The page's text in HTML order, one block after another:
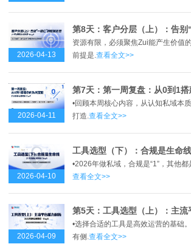
2026-04-13
资源有限，必须聚焦Zui能产生价值
前提是.查看全文>>
2026-04-11
第7天：第一周复盘：从0到1
•回顾本周核心内容，从认知私域本
打造.查看全文>>
2026-04-10
工具选型（下）：合规是生命线
•2026年做私域，合规是“1”，其他都
查看全文>>
2026-04-09
第5天：工具选型（上）：主流
•选择合适的工具是高效运营的基础
有侧.查看全文>>